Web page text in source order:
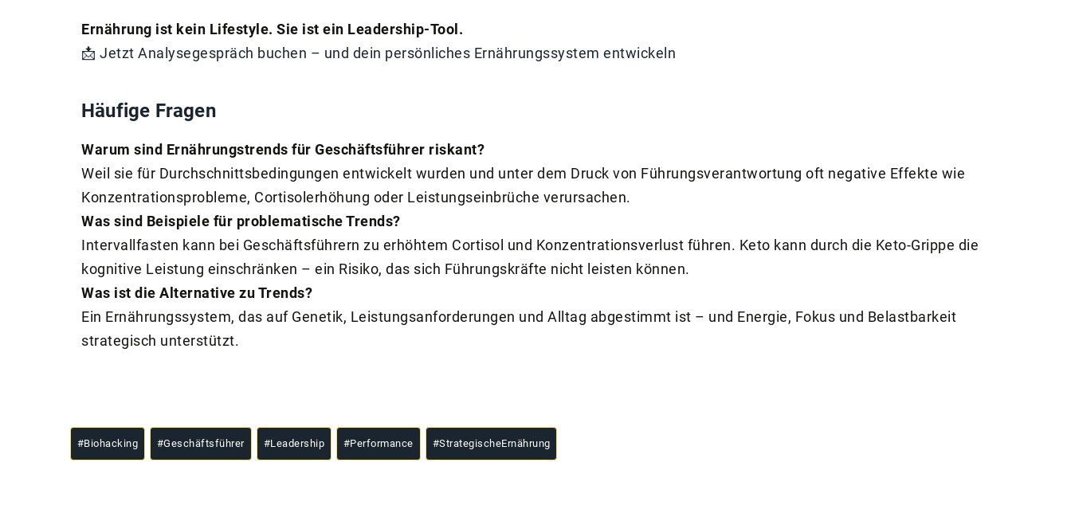
Ernährung ist kein Lifestyle. Sie ist ein Leadership-Tool.
📩 Jetzt Analysegespräch buchen – und dein persönliches Ernährungssystem entwickeln
Häufige Fragen
Warum sind Ernährungstrends für Geschäftsführer riskant?
Weil sie für Durchschnittsbedingungen entwickelt wurden und unter dem Druck von Führungsverantwortung oft negative Effekte wie
Konzentrationsprobleme, Cortisolerhöhung oder Leistungseinbrüche verursachen.
Was sind Beispiele für problematische Trends?
Intervallfasten kann bei Geschäftsführern zu erhöhtem Cortisol und Konzentrationsverlust führen. Keto kann durch die Keto-Grippe die
kognitive Leistung einschränken – ein Risiko, das sich Führungskräfte nicht leisten können.
Was ist die Alternative zu Trends?
Ein Ernährungssystem, das auf Genetik, Leistungsanforderungen und Alltag abgestimmt ist – und Energie, Fokus und Belastbarkeit
strategisch unterstützt.
#Biohacking #Geschäftsführer #Leadership #Performance #StrategischeErnährung